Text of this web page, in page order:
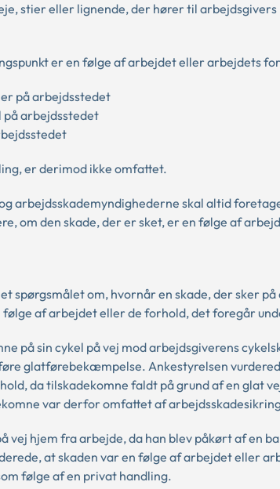
stier eller lignende, der hører til
er en følge af arbejdet eller arbejdets
på arbejdsstedet
arbejdsstedet
er derimod ikke omfattet.
arbejdsskademyndighederne skal altid
om den skade, der er sket, er en følge af
spørgsmålet om, hvornår en skade, der sker
af arbejdet eller de forhold, det foregår
på sin cykel på vej mod arbejdsgiverens
glatførebekæmpelse. Ankestyrelsen
da tilskadekomne faldt på grund af en glat
var derfor omfattet af
vej hjem fra arbejde, da han blev påkørt af en
at skaden var en følge af arbejdet eller
følge af en privat handling.